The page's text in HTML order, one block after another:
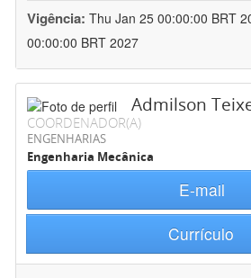
Vigência: Thu Jan 25 00:00:00 BRT
00:00:00 BRT 2027
Admilson
COORDENADOR(A)
ENGENHARIAS
Engenharia Mecânica
E-mail
Currículo